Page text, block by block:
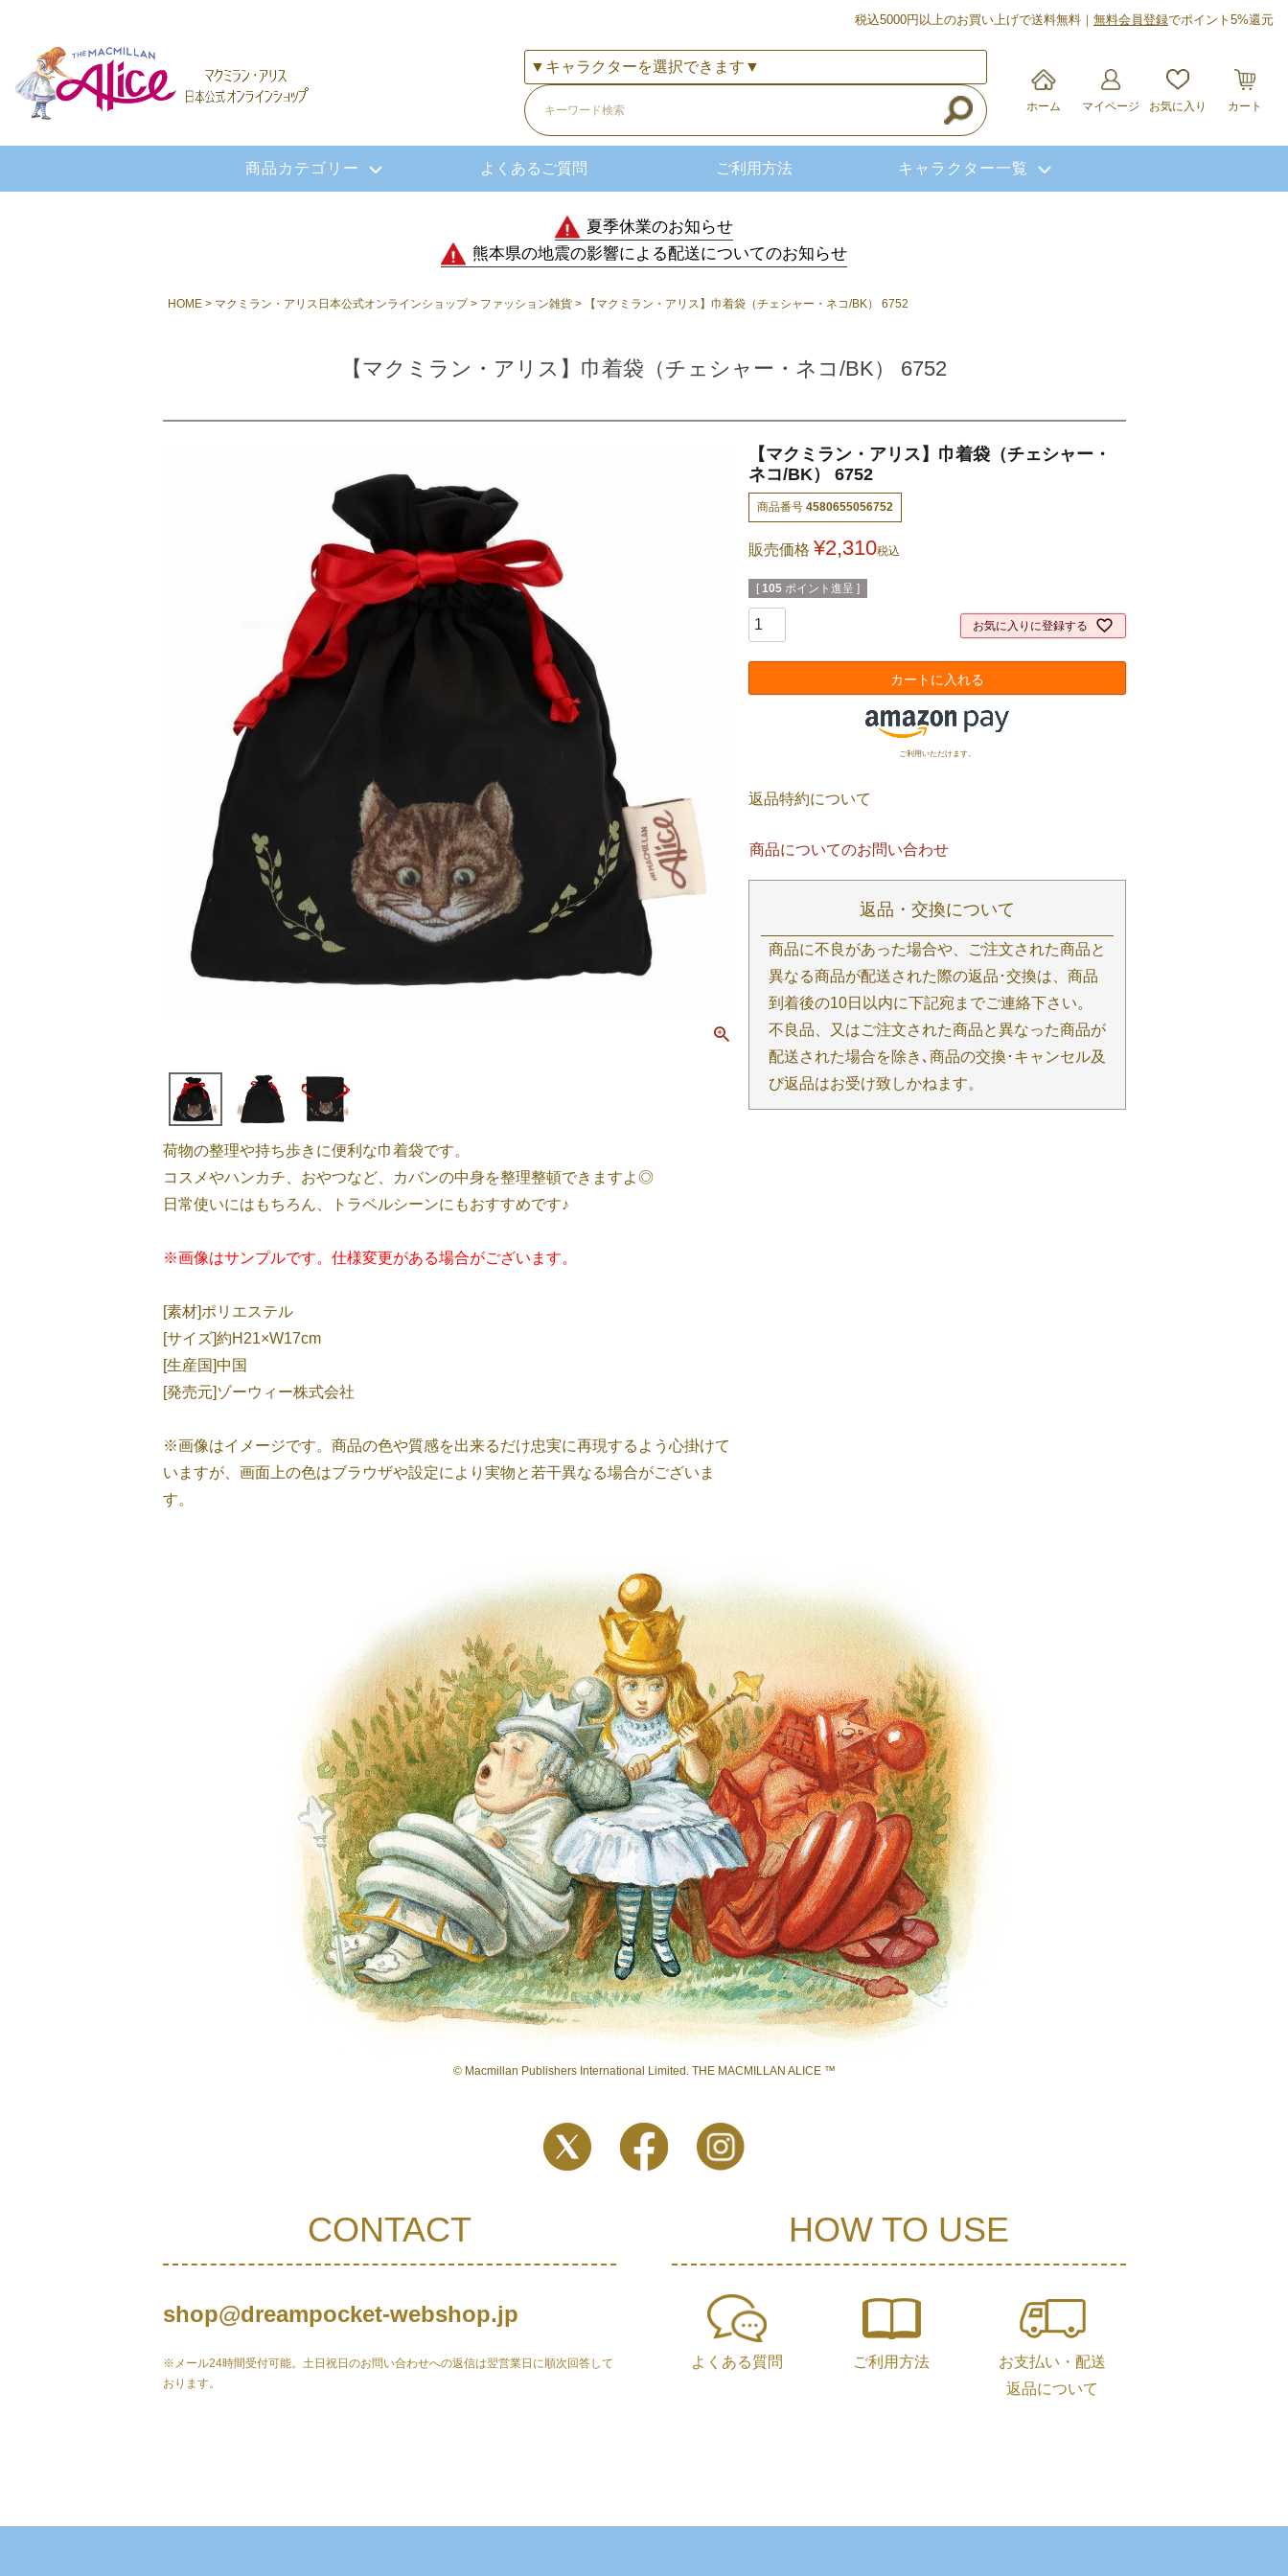
税込5000円以上のお買い上げで送料無料｜ 無料会員登録でポイント5%還元
ホーム マイページ お気に入り カート
商品カテゴリー よくあるご質問 ご利用方法 キャラクター一覧
夏季休業のお知らせ
熊本県の地震の影響による配送についてのお知らせ
HOME マクミラン・アリス日本公式オンラインショップ ファッション雑貨 【マクミラン・アリス】巾着袋（チェシャー・ネコ/BK） 6752
【マクミラン・アリス】巾着袋（チェシャー・ネコ/BK） 6752
荷物の整理や持ち歩きに便利な巾着袋です。
コスメやハンカチ、おやつなど、カバンの中身を整理整頓できますよ◎
日常使いにはもちろん、トラベルシーンにもおすすめです♪
※画像はサンプルです。仕様変更がある場合がございます。
[素材]ポリエステル
[サイズ]約H21×W17cm
[生産国]中国
[発売元]ゾーウィー株式会社
※画像はイメージです。商品の色や質感を出来るだけ忠実に再現するよう心掛けて
いますが、画面上の色はブラウザや設定により実物と若干異なる場合がございま
す。
【マクミラン・アリス】巾着袋（チェシャー・
ネコ/BK） 6752
商品番号 4580655056752
販売価格 ¥2,310税込
[ 105 ポイント進呈 ]
お気に入りに登録する
カートに入れる
ご利用いただけます。
返品特約について
商品についてのお問い合わせ
返品・交換について
商品に不良があった場合や、ご注文された商品と
異なる商品が配送された際の返品･交換は、商品
到着後の10日以内に下記宛までご連絡下さい。
不良品、又はご注文された商品と異なった商品が
配送された場合を除き､商品の交換･キャンセル及
び返品はお受け致しかねます。
© Macmillan Publishers International Limited. THE MACMILLAN ALICE ™
CONTACT
shop@dreampocket-webshop.jp
※メール24時間受付可能。土日祝日のお問い合わせへの返信は翌営業日に順次回答して
おります。
HOW TO USE
よくある質問 ご利用方法
お支払い・配送
返品について